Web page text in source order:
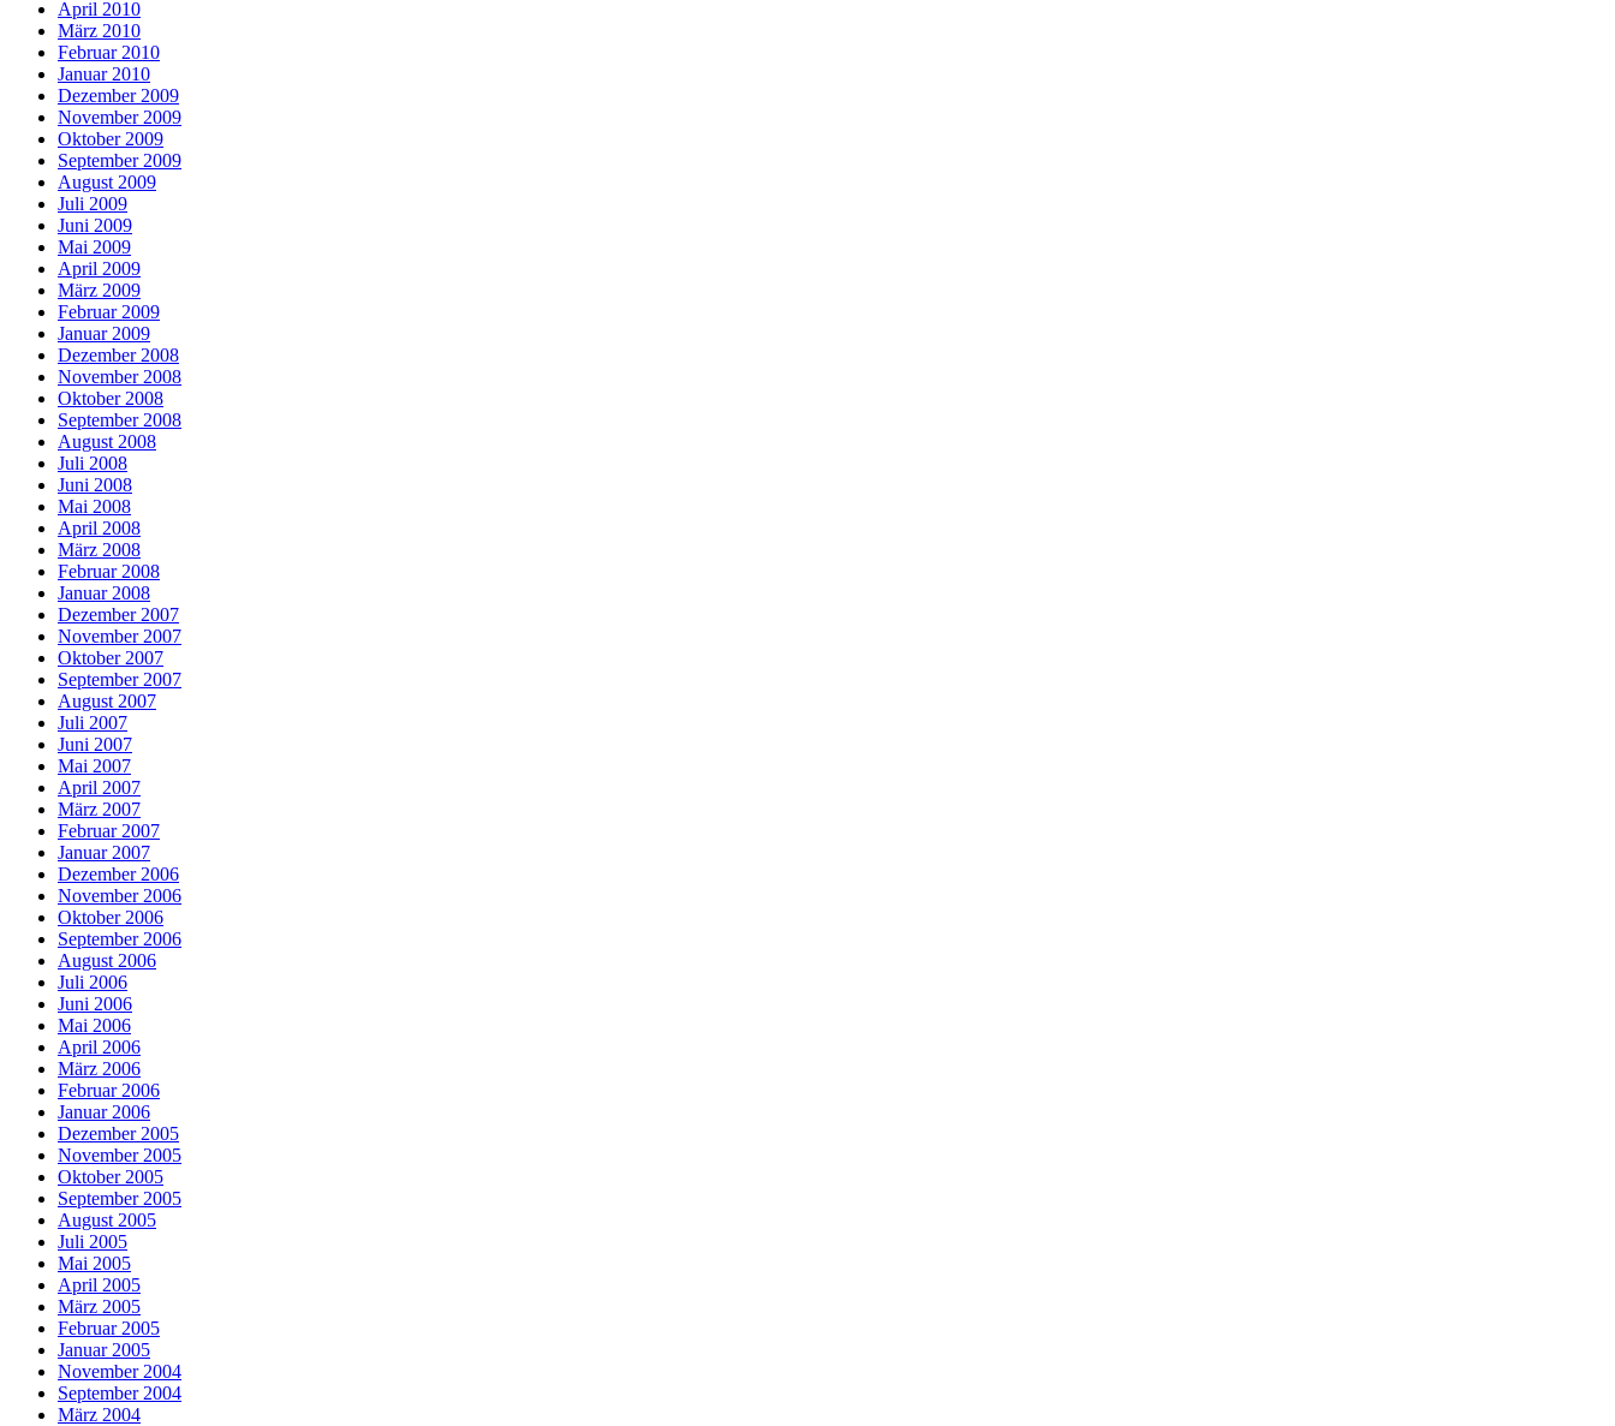
April 2010
März 2010
Februar 2010
Januar 2010
Dezember 2009
November 2009
Oktober 2009
September 2009
August 2009
Juli 2009
Juni 2009
Mai 2009
April 2009
März 2009
Februar 2009
Januar 2009
Dezember 2008
November 2008
Oktober 2008
September 2008
August 2008
Juli 2008
Juni 2008
Mai 2008
April 2008
März 2008
Februar 2008
Januar 2008
Dezember 2007
November 2007
Oktober 2007
September 2007
August 2007
Juli 2007
Juni 2007
Mai 2007
April 2007
März 2007
Februar 2007
Januar 2007
Dezember 2006
November 2006
Oktober 2006
September 2006
August 2006
Juli 2006
Juni 2006
Mai 2006
April 2006
März 2006
Februar 2006
Januar 2006
Dezember 2005
November 2005
Oktober 2005
September 2005
August 2005
Juli 2005
Mai 2005
April 2005
März 2005
Februar 2005
Januar 2005
November 2004
September 2004
März 2004